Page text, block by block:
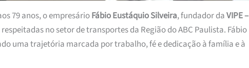
79 anos, o empresárioFábio Eustáquio Silveira, fundador daVIPE –
no setor de transportes da Região do ABC Paulista. Fábio
uma trajetória marcada por trabalho, fé e dedicação à família e à